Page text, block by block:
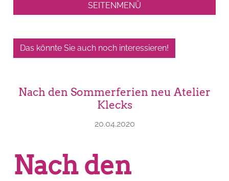
SEITENMENÜ
Das könnte Sie auch noch interessieren!
Nach den Sommerferien neu Atelier
Klecks
20.04.2020
Nach den